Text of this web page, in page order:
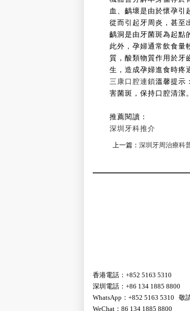
血、齲壞是由於懷孕引
從而引起牙周炎，甚至
齲洞是由牙菌斑為起點
此外，孕婦通常飲食
質，酸類物質作用於牙
生，造成孕婦進食時疼
三康口腔連鎖溫馨提示
害菌斑，保持口腔清潔。
推薦閱讀：
深圳牙科推介
上一篇：深圳牙周治療科
香港電話：+852 5163 5310
深圳電話：+86 134 1885 8800
WhatsApp：+852 5163 5310 敬
WeChat：86 134 1885 8800